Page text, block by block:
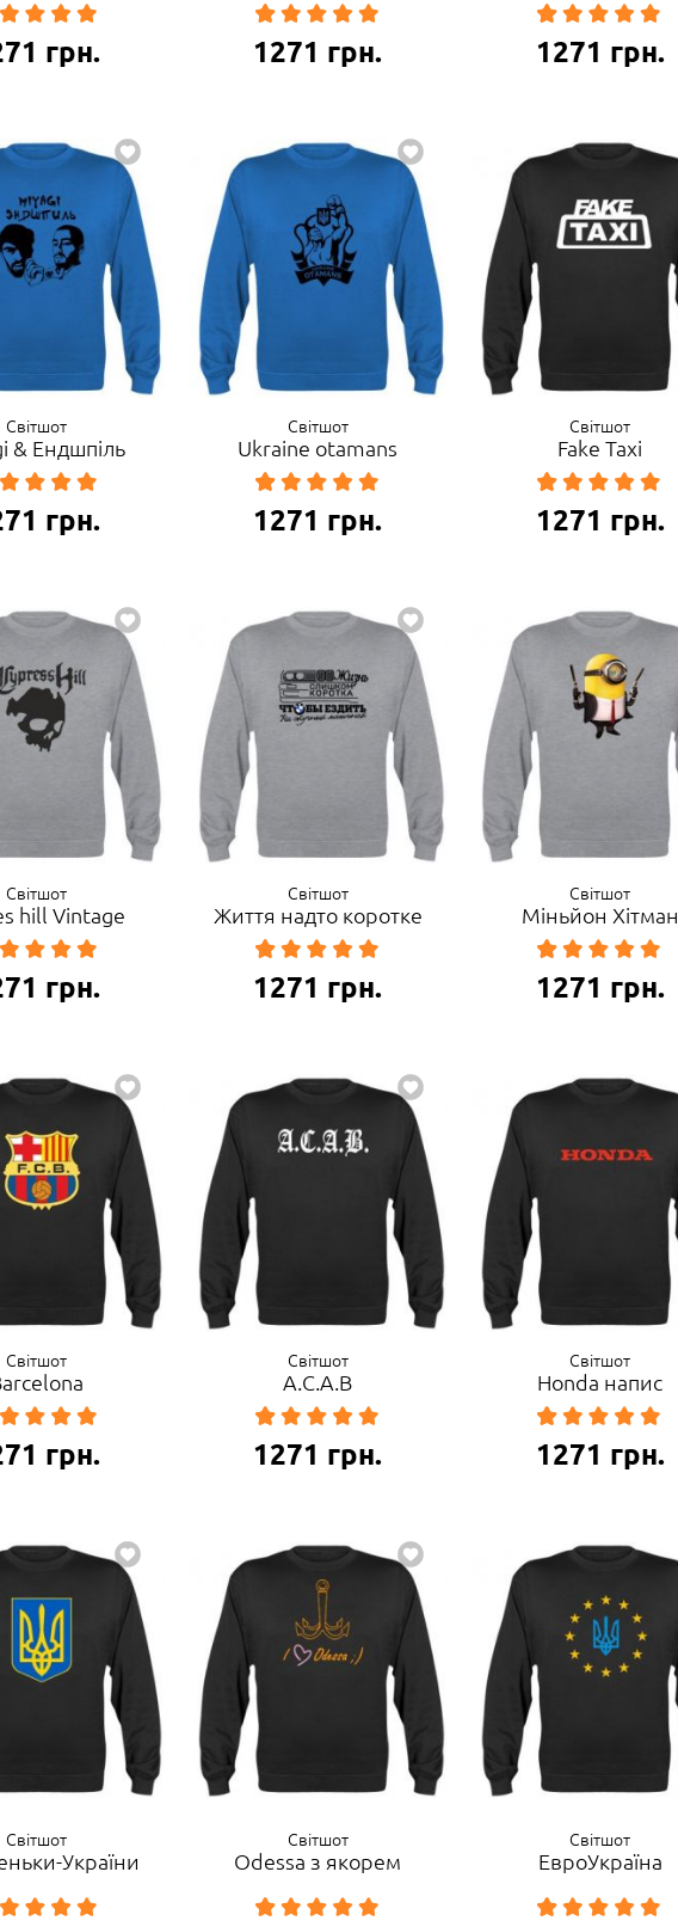
грн. 1271 грн. 1271 грн.
Світшот
& Ендшпіль
грн.
Світшот
Ukraine otamans
1271 грн.
Світшот
Fake Taxi
1271 грн.
Світшот
hill Vintage
грн.
Світшот
Життя надто коротке
1271 грн.
Світшот
Міньйон Хітман
1271 грн.
Світшот
грн.
Світшот
A.C.A.B
1271 грн.
Світшот
Honda напис
1271 грн.
Світшот
України
Світшот
Odessa з якорем
Світшот
ЕвроУкраїна